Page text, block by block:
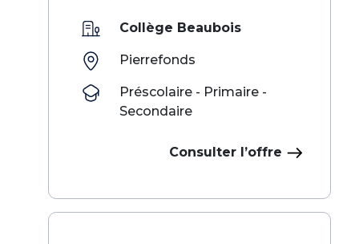
Collège Beaubois
Pierrefonds
Préscolaire - Primaire -
Secondaire
Consulter l’offre